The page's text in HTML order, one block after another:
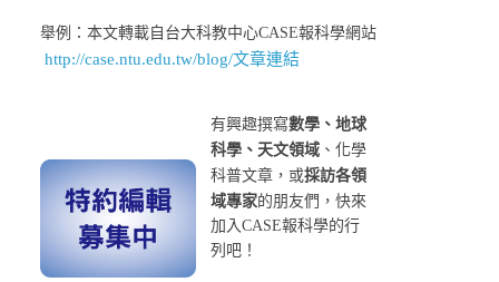
舉例：本文轉載自台大科教中心CASE報科學網站
http://case.ntu.edu.tw/blog/文章連結
有興趣撰寫數學、地球
科學、天文領域 、化學
科普文章，或採訪各領
域專家的朋友們，快來
加入CASE報科學的行
列吧！